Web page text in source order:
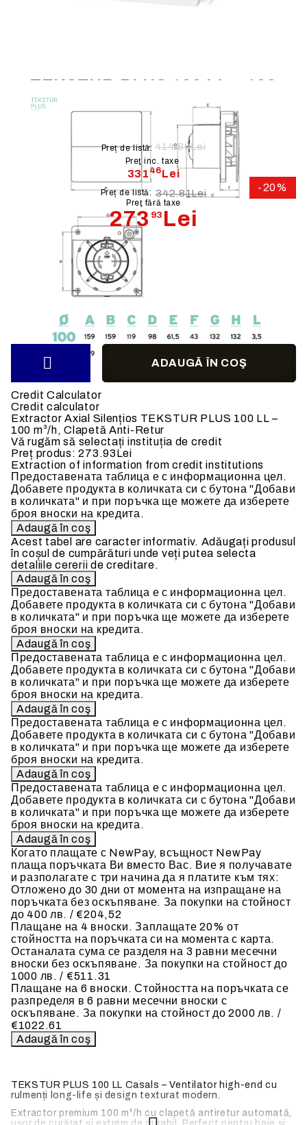
TEKSTUR PLUS 100 LL – 100
m³/h, Clapetă Anti-Retur
-20%
Preţ fără taxe
273 93 Lei
Preţ inc. taxe
331 46Lei
Preț de listă: 414.80Lei
Preț de listă: 342.81Lei
Livrare din stoc
TEKSTÜR PLUS 100 LL Casals – Ventilator high-end cu
rulmenți long-life și design texturat modern.
Extractor premium 100 m³/h cu clapetă antiretur automată,
Tensiune alimentare:
230V- 50 Hz
Credit Calculator
Credit calculator
Extractor Axial Silențios TEKSTUR PLUS 100 LL –
100 m³/h, Clapetă Anti-Retur
Vă rugăm să selectați instituția de credit
Preț produs: 273.93Lei
Extraction of information from credit institutions
Предоставената таблица е с информационна цел.
Добавете продукта в количката си с бутона "Добави
в количката" и при поръчка ще можете да изберете
броя вноски на кредита.
Acest tabel are caracter informativ. Adăugați produsul
în coșul de cumpărături unde veți putea selecta
detaliile cererii de creditare.
Предоставената таблица е с информационна цел.
Добавете продукта в количката си с бутона "Добави
в количката" и при поръчка ще можете да изберете
броя вноски на кредита.
Предоставената таблица е с информационна цел.
Добавете продукта в количката си с бутона "Добави
в количката" и при поръчка ще можете да изберете
броя вноски на кредита.
Предоставената таблица е с информационна цел.
Добавете продукта в количката си с бутона "Добави
в количката" и при поръчка ще можете да изберете
броя вноски на кредита.
Предоставената таблица е с информационна цел.
Добавете продукта в количката си с бутона "Добави
в количката" и при поръчка ще можете да изберете
броя вноски на кредита.
Когато плащате с NewPay, всъщност NewPay
плаща поръчката Ви вместо Вас. Вие я получавате
и разполагате с три начина да я платите към тях:
Отложено до 30 дни от момента на изпращане на
поръчката без оскъпяване. За покупки на стойност
до 400 лв. / €204,52
Плащане на 4 вноски. Заплащате 20% от
стойността на поръчката си на момента с карта.
Останалата сума се разделя на 3 равни месечни
вноски без оскъпяване. За покупки на стойност до
1000 лв. / €511.31
Плащане на 6 вноски. Стойността на поръчката се
разпределя в 6 равни месечни вноски с
оскъпяване. За покупки на стойност до 2000 лв. /
€1022.61